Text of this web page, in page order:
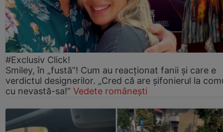
#Exclusiv Click!
Smiley, în „fustă”! Cum au reacționat fanii și care e
verdictul designerilor. „Cred că are șifonierul la
cu nevastă-sa!” Vedete românești